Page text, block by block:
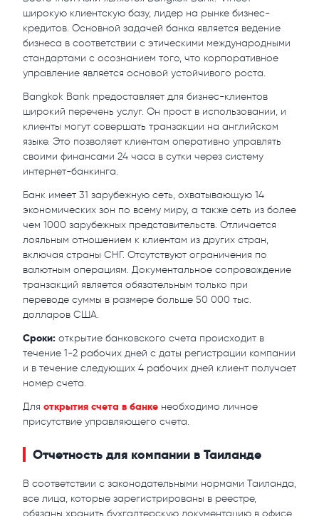
широкую клиентскую базу, лидер на рынке бизнес-
кредитов. Основной задачей банка является ведение
бизнеса в соответствии с этическими международными
стандартами с осознанием того, что корпоративное
управление является основой устойчивого роста.
Bangkok Bank предоставляет для бизнес-клиентов
широкий перечень услуг. Он прост в использовании, и
клиенты могут совершать транзакции на английском
языке. Это позволяет клиентам оперативно управлять
своими финансами 24 часа в сутки через систему
интернет-банкинга.
Банк имеет 31 зарубежную сеть, охватывающую 14
экономических зон по всему миру, а также сеть из более
чем 1000 зарубежных представительств. Отличается
лояльным отношением к клиентам из других стран,
включая страны СНГ. Отсутствуют ограничения по
валютным операциям. Документальное сопровождение
транзакций является обязательным только при
переводе суммы в размере больше 50 000 тыс.
долларов США.
Сроки: открытие банковского счета происходит в
течение 1-2 рабочих дней с даты регистрации компании
и в течение следующих 4 рабочих дней клиент получает
номер счета.
Для открытия счета в банке необходимо личное
присутствие управляющего счета.
Отчетность для компании в Таиланде
В соответствии с законодательными нормами Таиланда,
все лица, которые зарегистрированы в реестре,
обязаны хранить бухгалтерскую документацию в офисе